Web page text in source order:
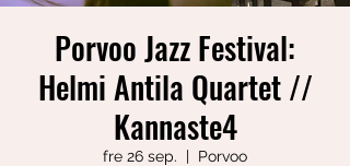
Porvoo Jazz Festival:
Helmi Antila Quartet //
Kannaste4
fre 26 sep.
  |
Porvoo